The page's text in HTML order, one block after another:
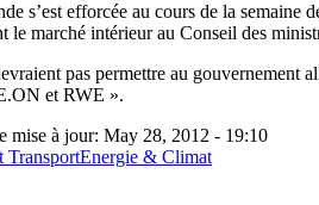
s’est efforcée au cours de la
le marché intérieur au Conseil des
pas permettre au gouvernement
et RWE ».
mise à jour: May 28, 2012 - 19:10
TransportEnergie & Climat